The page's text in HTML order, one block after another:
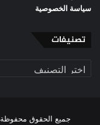
سياسة الخصوصية
تصنيفات
تصنيفات
جميع الحقوق محفوظة